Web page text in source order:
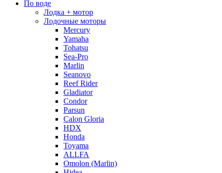
По воде
Лодка + мотор
Лодочные моторы
Mercury
Yamaha
Tohatsu
Sea-Pro
Marlin
Seanovo
Reef Rider
Gladiator
Condor
Parsun
Calon Gloria
HDX
Honda
Toyama
ALLFA
Omolon (Marlin)